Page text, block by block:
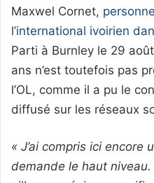
Maxwel Cornet,
l’international ivoirien
Parti à Burnley le 29
ans n’est toutefois pas
l’OL, comme il a pu le
diffusé sur les réseaux
« J’ai compris ici encore
demande le haut niveau.